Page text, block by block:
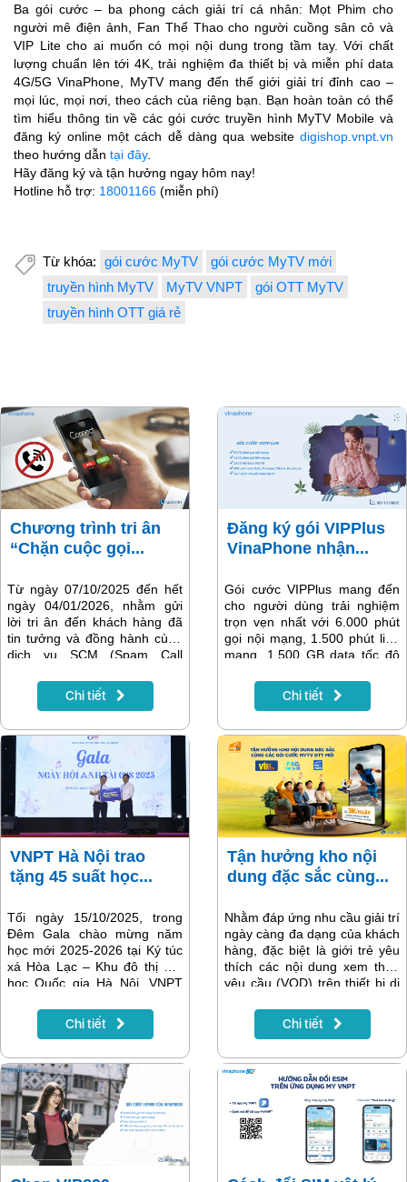
Ba gói cước – ba phong cách giải trí cá nhân: Mọt Phim cho
người mê điện ảnh, Fan Thể Thao cho người cuồng sân cỏ và
VIP Lite cho ai muốn có mọi nội dung trong tầm tay. Với chất
lượng chuẩn lên tới 4K, trải nghiệm đa thiết bị và miễn phí data
4G/5G VinaPhone, MyTV mang đến thế giới giải trí đỉnh cao –
mọi lúc, mọi nơi, theo cách của riêng bạn. Bạn hoàn toàn có thể
tìm hiểu thông tin về các gói cước truyền hình MyTV Mobile và
đăng ký online một cách dễ dàng qua website digishop.vnpt.vn
theo hướng dẫn tại đây.
Hãy đăng ký và tận hưởng ngay hôm nay!
Hotline hỗ trợ: 18001166 (miễn phí)
Từ khóa: gói cước MyTV
gói cước MyTV mới
truyền hình MyTV
MyTV VNPT
gói OTT MyTV
truyền hình OTT giá rẻ
Chương trình tri ân
“Chặn cuộc gọi...
Từ ngày 07/10/2025 đến hết
ngày 04/01/2026, nhằm gửi
lời tri ân đến khách hàng đã
tin tưởng và đồng hành cùng
dịch vụ SCM (Spam Call
gian qua, VNPT Vinaphone
triển khai chương trình “Chặn
Data thả ga” với nhiều ưu đãi
hấp dẫn dành riêng cho thuê
bao đang sử dụng dịch vụ.
Chi tiết
Đăng ký gói VIPPlus
VinaPhone nhận...
Gói cước VIPPlus mang đến
cho người dùng trải nghiệm
trọn vẹn nhất với 6.000 phút
gọi nội mạng, 1.500 phút liên
mạng, 1.500 GB data tốc độ
Zalo, Youtube, Tiktok,
Facebook, WhatsApp. Đi kèm
Mobile 140 kênh VTVcab,
công nghệ thoại VoLTE,
VoWifi và MultiSIM linh hoạt,
giúp khách hàng kết nối, làm
việc và giải trí mọi lúc, mọi nơi
trong một gói cước duy nhất
với giá 1.499.000đ/Tháng.
Chi tiết
VNPT Hà Nội trao
tặng 45 suất học...
Tối ngày 15/10/2025, trong
Đêm Gala chào mừng năm
học mới 2025-2026 tại Ký túc
xá Hòa Lạc – Khu đô thị Đại
học Quốc gia Hà Nội, VNPT
học bổng với tổng giá trị
94,500,000 đồng cho sinh
cư trú trong Ký túc xá của
Trường Đại học Quốc gia Hà
Nội. Tham dự có ông Nguyễn
Xuân Vĩnh – Phó Giám đốc
VNPT Hà Nội, ông Vũ Văn
Thắng – Bí thư Đảng ủy, Giám
đốc Trung tâm Hỗ trợ sinh
viên ĐHQG Hà Nội cùng
Chi tiết
Tận hưởng kho nội
dung đặc sắc cùng...
Nhằm đáp ứng nhu cầu giải trí
ngày càng đa dạng của khách
hàng, đặc biệt là giới trẻ yêu
thích các nội dung xem theo
yêu cầu (VOD) trên thiết bị di
khai các gói cước Mọt phim,
Fan thể thao và VIP Lite cho
bước đi quan trọng giúp mở
rộng tệp khách hàng tiềm
năng, nâng cao trải nghiệm
xem nội dung chất lượng cao
và mang đến nhiều tiện ích
Chi tiết